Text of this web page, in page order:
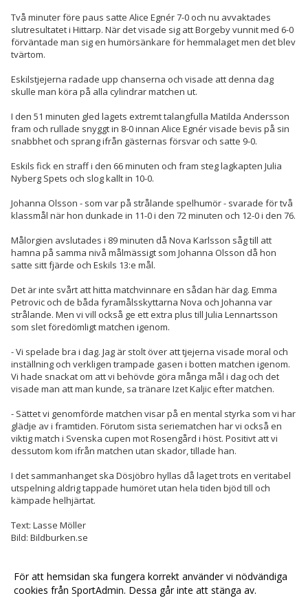
Två minuter före paus satte Alice Egnér 7-0 och nu avvaktades
slutresultatet i Hittarp. När det visade sig att Borgeby vunnit med 6-0
förväntade man sig en humörsänkare för hemmalaget men det blev
tvärtom.
Eskilstjejerna radade upp chanserna och visade att denna dag
skulle man köra på alla cylindrar matchen ut.
I den 51 minuten gled lagets extremt talangfulla Matilda Andersson
fram och rullade snyggt in 8-0 innan Alice Egnér visade bevis på sin
snabbhet och sprang ifrån gästernas försvar och satte 9-0.
Eskils fick en straff i den 66 minuten och fram steg lagkapten Julia
Nyberg Spets och slog kallt in 10-0.
Johanna Olsson - som var på strålande spelhumör - svarade för två
klassmål när hon dunkade in 11-0 i den 72 minuten och 12-0 i den 76.
Målorgien avslutades i 89 minuten då Nova Karlsson såg till att
hamna på samma nivå målmässigt som Johanna Olsson då hon
satte sitt fjärde och Eskils 13:e mål.
Det är inte svårt att hitta matchvinnare en sådan här dag. Emma
Petrovic och de båda fyramålsskyttarna Nova och Johanna var
strålande. Men vi vill också ge ett extra plus till Julia Lennartsson
som slet föredömligt matchen igenom.
- Vi spelade bra i dag. Jag är stolt över att tjejerna visade moral och
inställning och verkligen trampade gasen i botten matchen igenom.
Vi hade snackat om att vi behövde göra många mål i dag och det
visade man att man kunde, sa tränare Izet Kaljic efter matchen.
- Sättet vi genomförde matchen visar på en mental styrka som vi har
glädje av i framtiden. Förutom sista seriematchen har vi också en
viktig match i Svenska cupen mot Rosengård i höst. Positivt att vi
dessutom kom ifrån matchen utan skador, tillade han.
I det sammanhanget ska Dösjöbro hyllas då laget trots en veritabel
utspelning aldrig tappade humöret utan hela tiden bjöd till och
kämpade helhjärtat.
Text: Lasse Möller
Bild: Bildburken.se
<< Tillbaka
För att hemsidan ska fungera korrekt använder vi nödvändiga
cookies från SportAdmin. Dessa går inte att stänga av.